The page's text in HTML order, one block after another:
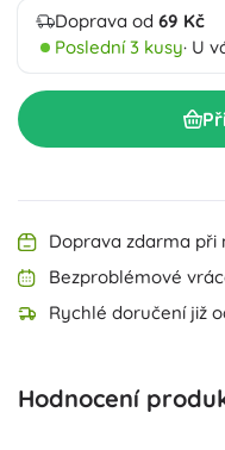
Doprava od 69 Kč
Poslední 3 kusy· U
Doprava zdarma při
Bezproblémové
Rychlé doručení již
Hodnocení